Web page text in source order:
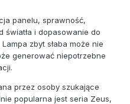
panelu, sprawność,
światła i dopasowanie do
zbyt słaba może nie
generować niepotrzebne
przez osoby szukające
popularna jest seria Zeus,